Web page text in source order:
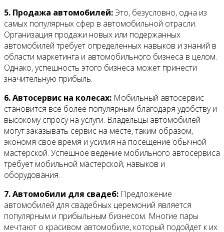
5. Продажа автомобилей:Это, безусловно, одна из
самых популярных сфер в автомобильной отрасли.
Организация продажи новых или подержанных
автомобилей требует определенных навыков и знаний в
области маркетинга и автомобильного бизнеса в целом.
Однако, успешность этого бизнеса может принести
значительную прибыль.
6. Автосервис на колесах: Мобильный автосервис
становится все более популярным благодаря удобству и
высокому спросу на услуги. Владельцы автомобилей
могут заказывать сервис на месте, таким образом,
экономя свое время и усилия на посещение обычной
мастерской. Успешное ведение мобильного автосервиса
требует мобильной мастерской, навыков и
оборудования.
7. Автомобили для свадеб: Предложение
автомобилей для свадебных церемоний является
популярным и прибыльным бизнесом. Многие пары
мечтают о красивом автомобиле, который подойдет к их